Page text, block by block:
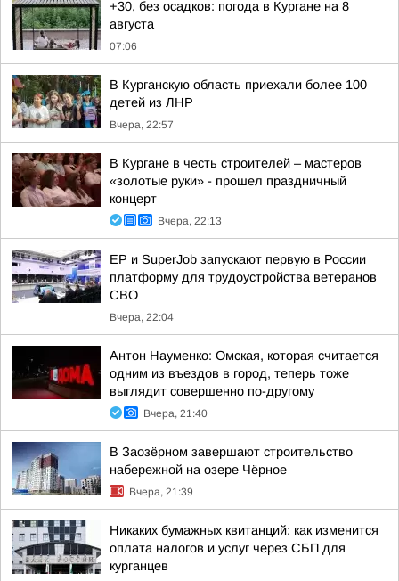
+30, без осадков: погода в Кургане на 8
августа
07:06
В Курганскую область приехали более 100
детей из ЛНР
Вчера, 22:57
В Кургане в честь строителей – мастеров
«золотые руки» - прошел праздничный
концерт
Вчера, 22:13
ЕР и SuperJob запускают первую в России
платформу для трудоустройства ветеранов
СВО
Вчера, 22:04
Антон Науменко: Омская, которая считается
одним из въездов в город, теперь тоже
выглядит совершенно по-другому
Вчера, 21:40
В Заозёрном завершают строительство
набережной на озере Чёрное
Вчера, 21:39
Никаких бумажных квитанций: как изменится
оплата налогов и услуг через СБП для
курганцев